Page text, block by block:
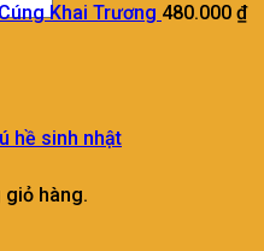
hàng.
Khai Trương 480.000 ₫
hề sinh nhật